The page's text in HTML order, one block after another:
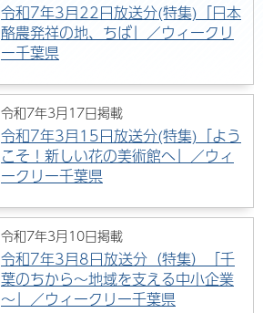
令和7年3月22日放送分(特集)「日本
酪農発祥の地、ちば」／ウィークリ
ー千葉県
令和7年3月17日掲載
令和7年3月15日放送分(特集)「よう
こそ！新しい花の美術館へ」／ウィ
ークリー千葉県
令和7年3月10日掲載
令和7年3月8日放送分（特集）「千
葉のちから～地域を支える中小企業
～」／ウィークリー千葉県